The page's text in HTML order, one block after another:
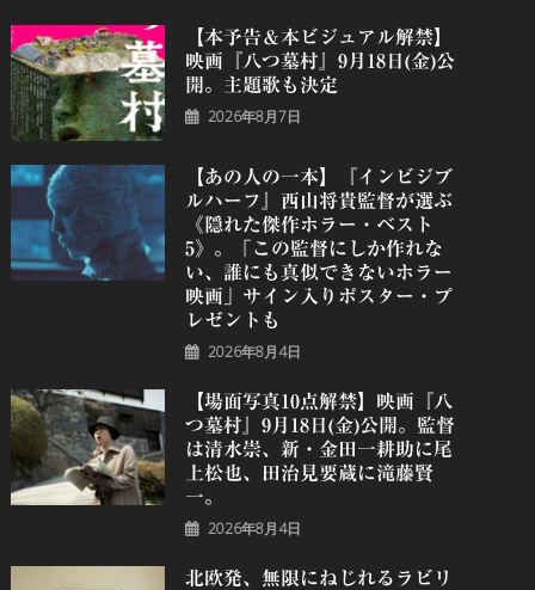
【本予告＆本ビジュアル解禁】
映画『八つ墓村』9月18日(金)公
開。主題歌も決定
2026年8月7日
【あの人の一本】『インビジブ
ルハーフ』⻄⼭将貴監督が選ぶ
《隠れた傑作ホラー・ベスト
5》。「この監督にしか作れな
い、誰にも真似できないホラー
映画」サイン入りポスター・プ
レゼントも
2026年8月4日
【場面写真10点解禁】映画『八
つ墓村』9月18日(金)公開。監督
は清水崇、新・金田一耕助に尾
上松也、田治見要蔵に滝藤賢
一。
2026年8月4日
北欧発、無限にねじれるラビリ